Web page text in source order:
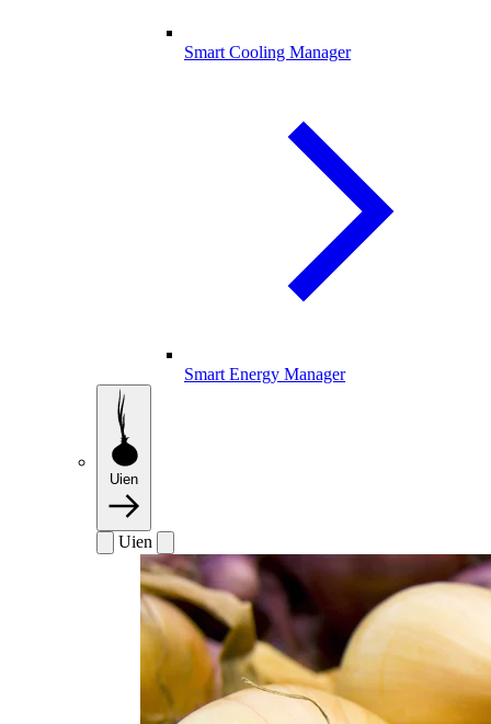
Smart Cooling Manager
Smart Energy Manager
Uien
Uien